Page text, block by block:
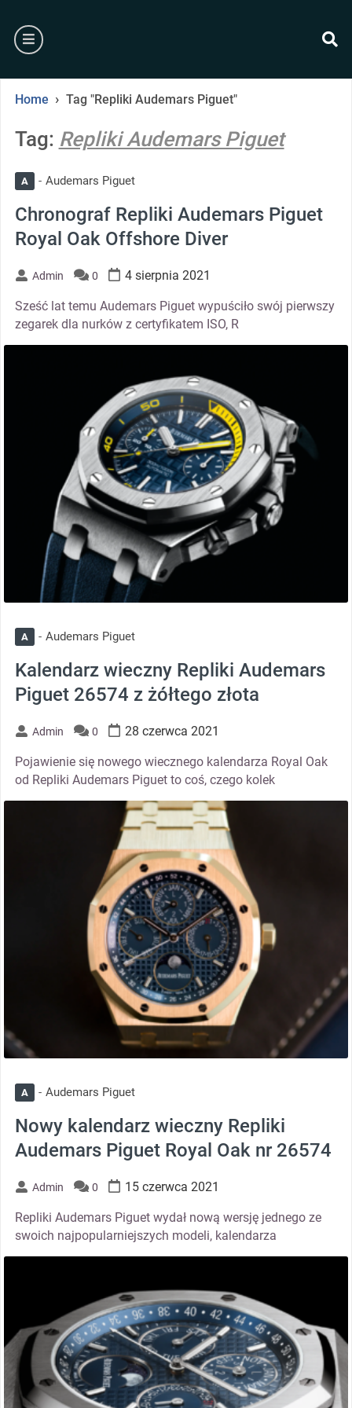
content
burger
Home › Tag "Repliki Audemars Piguet"
Tag: Repliki Audemars Piguet
A Audemars Piguet
Chronograf Repliki Audemars Piguet
Royal Oak Offshore Diver
Admin 0 4 sierpnia 2021
Sześć lat temu Audemars Piguet wypuściło swój pierwszy
zegarek dla nurków z certyfikatem ISO, R
A Audemars Piguet
Kalendarz wieczny Repliki Audemars
Piguet 26574 z żółtego złota
Admin 0 28 czerwca 2021
Pojawienie się nowego wiecznego kalendarza Royal Oak
od Repliki Audemars Piguet to coś, czego kolek
A Audemars Piguet
Nowy kalendarz wieczny Repliki
Audemars Piguet Royal Oak nr 26574
Admin 0 15 czerwca 2021
Repliki Audemars Piguet wydał nową wersję jednego ze
swoich najpopularniejszych modeli, kalendarza